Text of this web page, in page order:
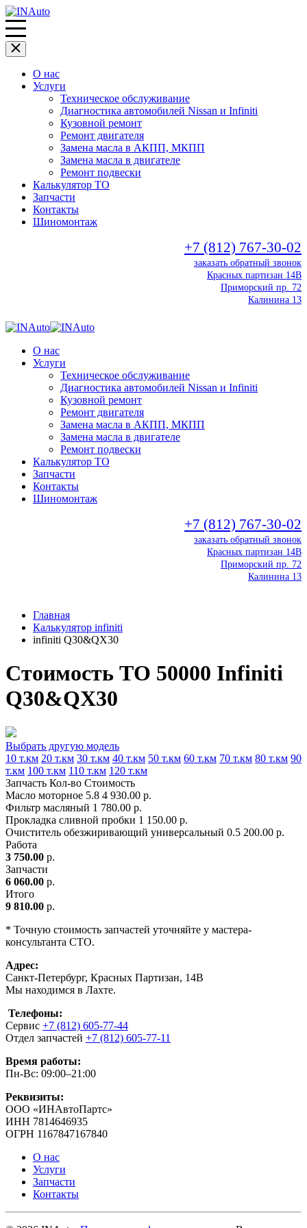
О нас
Услуги
Техническое обслуживание
Диагностика автомобилей Nissan и Infiniti
Кузовной ремонт
Ремонт двигателя
Замена масла в АКПП, МКПП
Замена масла в двигателе
Ремонт подвески
Калькулятор ТО
Запчасти
Контакты
Шиномонтаж
+7 (812) 767-30-02
заказать обратный звонок
Красных партизан 14В
Приморский пр. 72
Калинина 13
О нас
Услуги
Техническое обслуживание
Диагностика автомобилей Nissan и Infiniti
Кузовной ремонт
Ремонт двигателя
Замена масла в АКПП, МКПП
Замена масла в двигателе
Ремонт подвески
Калькулятор ТО
Запчасти
Контакты
Шиномонтаж
+7 (812) 767-30-02
заказать обратный звонок
Красных партизан 14В
Приморский пр. 72
Калинина 13
Главная
Калькулятор infiniti
infiniti Q30&QX30
Стоимость ТО 50000 Infiniti
Q30&QX30
Выбрать другую модель
10 т.км 20 т.км 30 т.км 40 т.км 50 т.км 60 т.км 70 т.км 80 т.км 90
т.км 100 т.км 110 т.км 120 т.км
Запчасть Кол-во Стоимость
Масло моторное 5.8 4 930.00 р.
Фильтр масляный 1 780.00 р.
Прокладка сливной пробки 1 150.00 р.
Очиститель обезжиривающий универсальный 0.5 200.00 р.
Работа
3 750.00 р.
Запчасти
6 060.00 р.
Итого
9 810.00 р.
* Точную стоимость запчастей уточняйте у мастера-
консультанта СТО.
Адрес:
Санкт-Петербург, Красных Партизан, 14В
Мы находимся в Лахте.
Телефоны:
Сервис +7 (812) 605-77-44
Отдел запчастей +7 (812) 605-77-11
Время работы:
Пн-Вс: 09:00–21:00
Реквизиты:
ООО «ИНАвтоПартс»
ИНН 7814646935
ОГРН 1167847167840
О нас
Услуги
Запчасти
Контакты